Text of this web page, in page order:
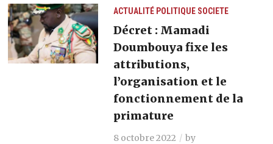
ACTUALITÉ POLITIQUE SOCIETE
Décret : Mamadi
Doumbouya fixe les
attributions,
l’organisation et le
fonctionnement de la
primature
8 octobre 2022
by